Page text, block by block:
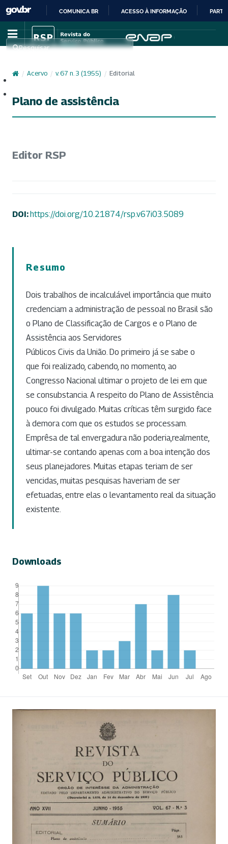
IR
PARA
CONTEÚDO
COMUNICA BR ACESSO À INFORMAÇÃO
Pesquisar
/ Acervo / v. 67 n. 3 (1955) / Editorial
Plano de assistência
Editor RSP
DOI:https://doi.org/10.21874/rsp.v67i03.5089
Resumo
Dois trabalhos de incalculável importância que muito
credenciam a administração de pessoal no Brasil são
o Plano de Classificação de Cargos e o Plano de
Assistência aos Servidores
Públicos Civis da União. Do primeiro já se sabe o
que foi realizado, cabendo, no momento, ao
Congresso Nacional ultimar o projeto de lei em que
se consubstancia. A respeito do Plano de Assistência
pouco foi divulgado. Muitas críticas têm surgido face
à demora com que os estudos se processam.
Emprêsa de tal envergadura não poderia,realmente,
ultimar-se contando apenas com a boa intenção dos
seus planejadores. Muitas etapas teriam de ser
vencidas, muitas pesquisas haveriam de ser
efetuadas, entre elas o levantamento real da situação
existente.
Downloads